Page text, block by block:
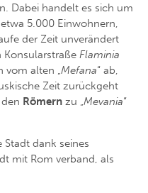
Dabei handelt es sich um
5.000 Einwohnern,
der Zeit unverändert
Konsularstraße Flaminia
vom alten „Mefana“ ab,
Zeit zurückgeht
Römern zu „Mevania“
Stadt dank seines
mit Rom verband, als